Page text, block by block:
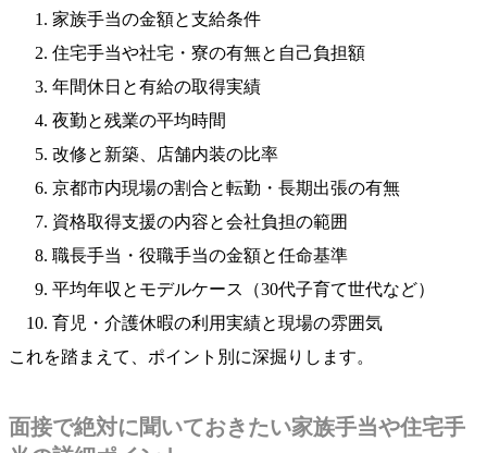
家族手当の金額と支給条件
住宅手当や社宅・寮の有無と自己負担額
年間休日と有給の取得実績
夜勤と残業の平均時間
改修と新築、店舗内装の比率
京都市内現場の割合と転勤・長期出張の有無
資格取得支援の内容と会社負担の範囲
職長手当・役職手当の金額と任命基準
平均年収とモデルケース（30代子育て世代など）
育児・介護休暇の利用実績と現場の雰囲気
これを踏まえて、ポイント別に深掘りします。
面接で絶対に聞いておきたい家族手当や住宅手